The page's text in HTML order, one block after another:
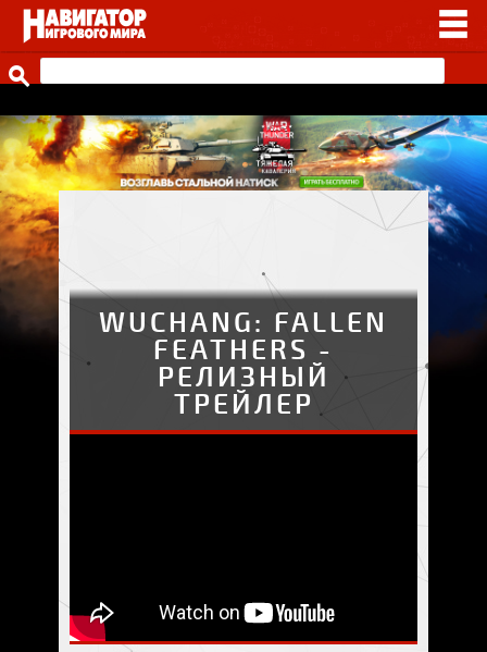
ВИДЕО
СТАТЬИ
ИГРЫ
ПРОЧЕЕ
ИГРЫ ОТ НАШИХ
WUCHANG: FALLEN
FEATHERS -
РЕЛИЗНЫЙ
ТРЕЙЛЕР